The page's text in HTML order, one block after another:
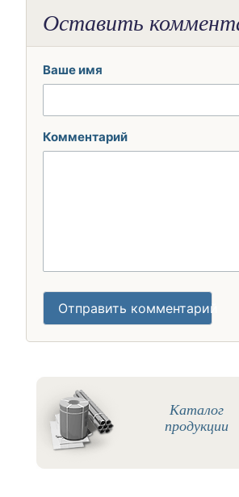
Оставить
Ваше имя
Комментарий
Отправить комментарий
Каталог
продукции